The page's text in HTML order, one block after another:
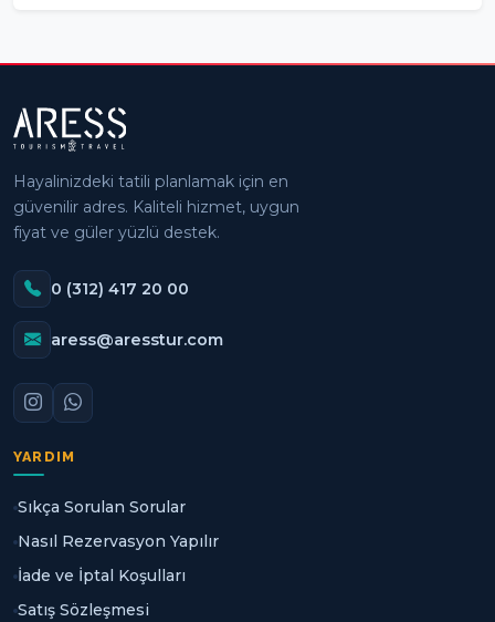
Hayalinizdeki tatili planlamak için en
güvenilir adres. Kaliteli hizmet, uygun
fiyat ve güler yüzlü destek.
0 (312) 417 20 00
aress@aresstur.com
YARDIM
Sıkça Sorulan Sorular
Nasıl Rezervasyon Yapılır
İade ve İptal Koşulları
Satış Sözleşmesi